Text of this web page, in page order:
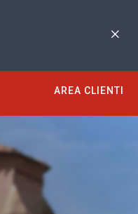
AREA CLIENTI